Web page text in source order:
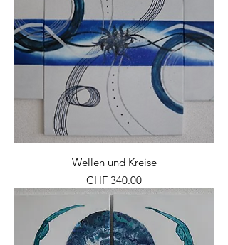
Wellen und Kreise
Preis
CHF 340.00